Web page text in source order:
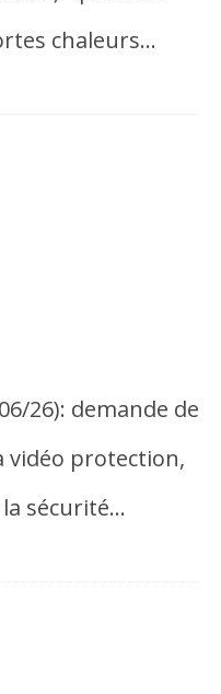
chaleurs…
26): demande de
vidéo protection,
sécurité…